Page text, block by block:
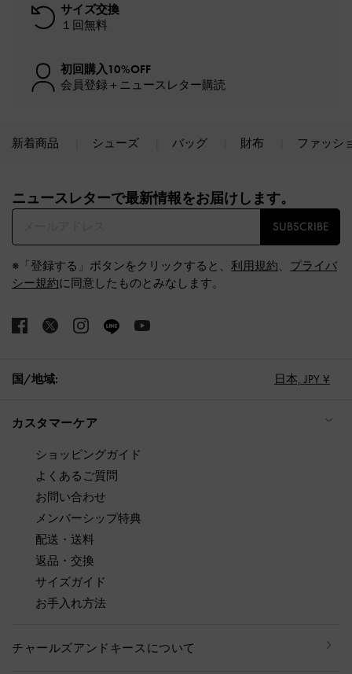
サイズ交換
１回無料
初回購入10%OFF
会員登録＋ニュースレター購読
新着商品 シューズ バッグ 財布 ファッシ
ニュースレターで最新情報をお届けします。​
SUBSCRIBE
※「登録する」ボタンをクリックすると、 利用規約、 プライバ
シー規約に同意したものとみなします。
国/地域: 日本, JPY ¥
カスタマーケア
ショッピングガイド
よくあるご質問
お問い合わせ
メンバーシップ特典
配送・送料
返品・交換
サイズガイド
お手入れ方法
チャールズアンドキースについて